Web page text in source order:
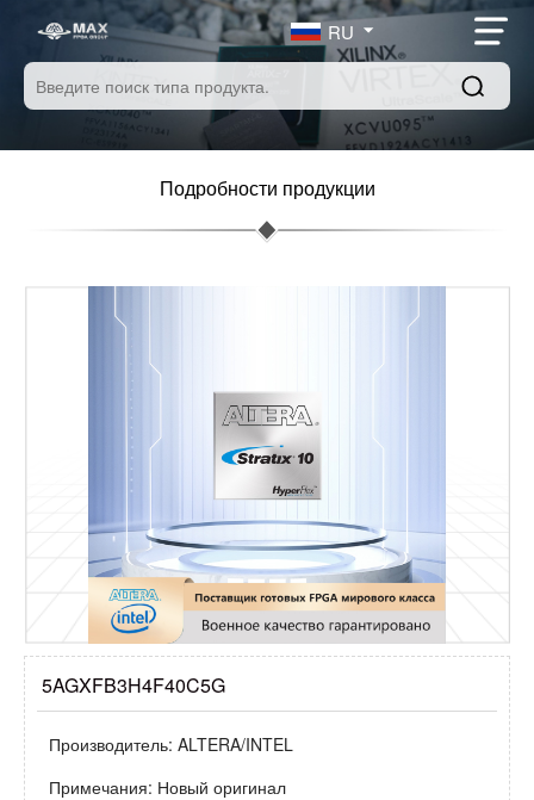
RU
Подробности продукции
5AGXFB3H4F40C5G
Производитель: ALTERA/INTEL
Примечания: Новый оригинал